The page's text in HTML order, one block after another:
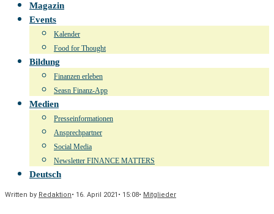
Magazin
Events
Kalender
Food for Thought
Bildung
Finanzen erleben
Seasn Finanz-App
Medien
Presseinformationen
Ansprechpartner
Social Media
Newsletter FINANCE MATTERS
Deutsch
Written by Redaktion• 16. April 2021 • 15:08• Mitglieder